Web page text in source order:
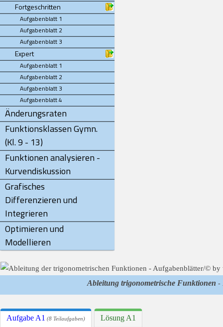
Fortgeschritten
Aufgabenblatt 1
Aufgabenblatt 2
Aufgabenblatt 3
Expert
Aufgabenblatt 1
Aufgabenblatt 2
Aufgabenblatt 3
Aufgabenblatt 4
Änderungsraten
Funktionsklassen Gymn.
(Kl. 9 - 13)
Funktionen analysieren -
Kurvendiskussion
Grafisches
Differenzieren und
Integrieren
Optimieren und
Modellieren
Ableitung trigonometrische Funktionen -
Aufgabe A1 (8 Teilaufgaben) Lösung A1